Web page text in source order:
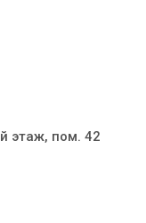
этаж, пом. 42